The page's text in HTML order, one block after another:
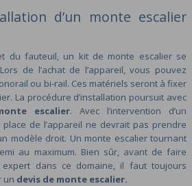
d’un monte escalier
du fauteuil, un kit de monte escalier se
de l’achat de l’appareil, vous pouvez
ou bi-rail. Ces matériels seront à fixer
La procédure d’installation poursuit avec
escalier. Avec l’intervention d’un
de l’appareil ne devrait pas prendre
modèle droit. Un monte escalier tournant
au maximum. Bien sûr, avant de faire
expert dans ce domaine, il faut toujours
un devis de monte escalier.